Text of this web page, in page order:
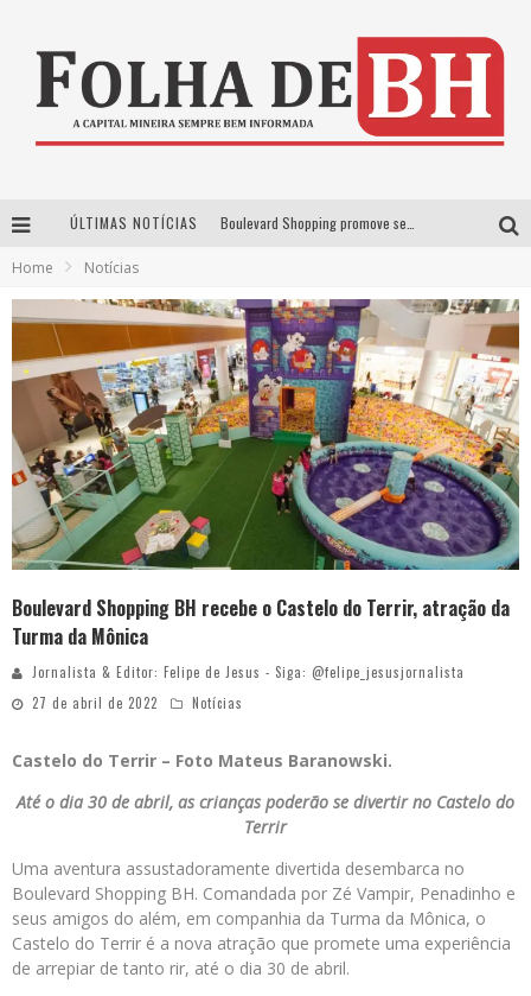
ÚLTIMAS NOTÍCIAS
Em julho, Boulevard Shopping sorteia produtos Apple aos clientes do seu Programa de Benefícios
Home Notícias
Boulevard Shopping BH recebe o Castelo do Terrir, atração da
Turma da Mônica
Jornalista & Editor: Felipe de Jesus - Siga: @felipe_jesusjornalista
27 de abril de 2022
Notícias
Castelo do Terrir – Foto Mateus Baranowski.
Até o dia 30 de abril, as crianças poderão se divertir no Castelo do
Terrir
Uma aventura assustadoramente divertida desembarca no
Boulevard Shopping BH. Comandada por Zé Vampir, Penadinho e
seus amigos do além, em companhia da Turma da Mônica, o
Castelo do Terrir é a nova atração que promete uma experiência
de arrepiar de tanto rir, até o dia 30 de abril.